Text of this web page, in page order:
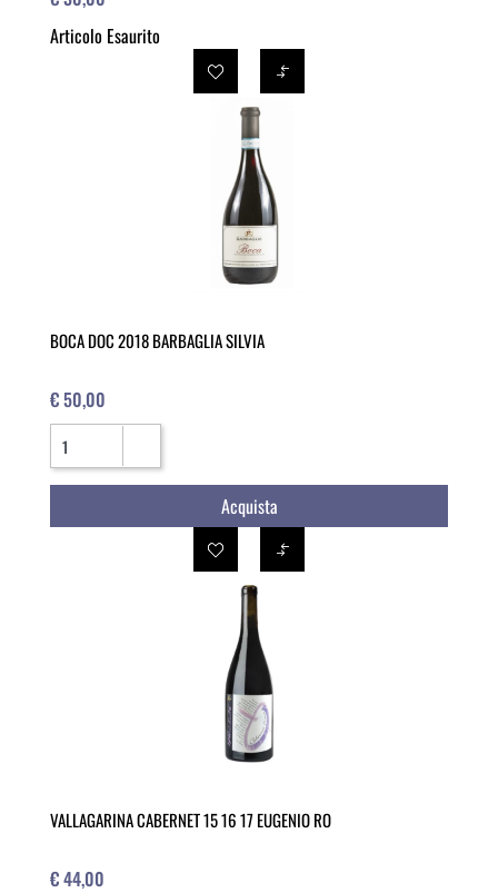
Articolo Esaurito
BOCA DOC 2018 BARBAGLIA SILVIA
€ 50,00
Quantità
Acquista
VALLAGARINA CABERNET 15 16 17 EUGENIO RO
€ 44,00